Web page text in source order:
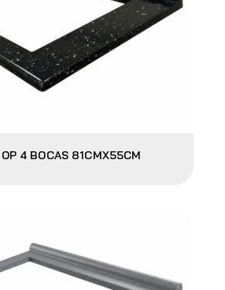
4 BOCAS 81CMX55CM